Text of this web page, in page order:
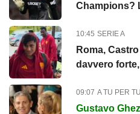
Champions?
10:45 SERIE A
Roma,
davvero
09:07 A TU PER TU
Gustavo